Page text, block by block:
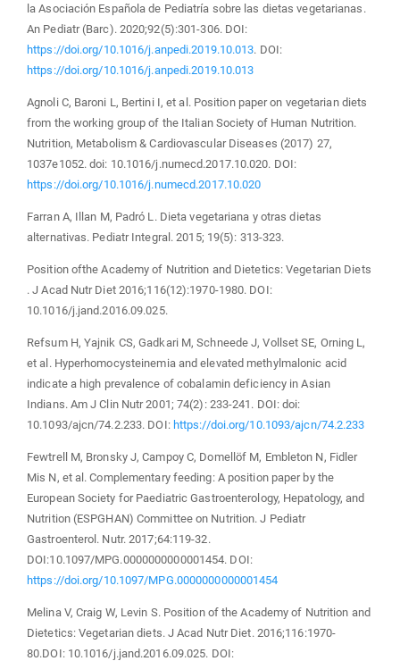
la Asociación Española de Pediatría sobre las dietas vegetarianas.
An Pediatr (Barc). 2020;92(5):301-306. DOI:
https://doi.org/10.1016/j.anpedi.2019.10.013. DOI:
https://doi.org/10.1016/j.anpedi.2019.10.013
Agnoli C, Baroni L, Bertini I, et al. Position paper on vegetarian diets
from the working group of the Italian Society of Human Nutrition.
Nutrition, Metabolism & Cardiovascular Diseases (2017) 27,
1037e1052. doi: 10.1016/j.numecd.2017.10.020. DOI:
https://doi.org/10.1016/j.numecd.2017.10.020
Farran A, Illan M, Padró L. Dieta vegetariana y otras dietas
alternativas. Pediatr Integral. 2015; 19(5): 313-323.
Position ofthe Academy of Nutrition and Dietetics: Vegetarian Diets
. J Acad Nutr Diet 2016;116(12):1970-1980. DOI:
10.1016/j.jand.2016.09.025.
Refsum H, Yajnik CS, Gadkari M, Schneede J, Vollset SE, Orning L,
et al. Hyperhomocysteinemia and elevated methylmalonic acid
indicate a high prevalence of cobalamin deficiency in Asian
Indians. Am J Clin Nutr 2001; 74(2): 233-241. DOI: doi:
10.1093/ajcn/74.2.233. DOI: https://doi.org/10.1093/ajcn/74.2.233
Fewtrell M, Bronsky J, Campoy C, Domellöf M, Embleton N, Fidler
Mis N, et al. Complementary feeding: A position paper by the
European Society for Paediatric Gastroenterology, Hepatology, and
Nutrition (ESPGHAN) Committee on Nutrition. J Pediatr
Gastroenterol. Nutr. 2017;64:119-32.
DOI:10.1097/MPG.0000000000001454. DOI:
https://doi.org/10.1097/MPG.0000000000001454
Melina V, Craig W, Levin S. Position of the Academy of Nutrition and
Dietetics: Vegetarian diets. J Acad Nutr Diet. 2016;116:1970-
80.DOI: 10.1016/j.jand.2016.09.025. DOI: